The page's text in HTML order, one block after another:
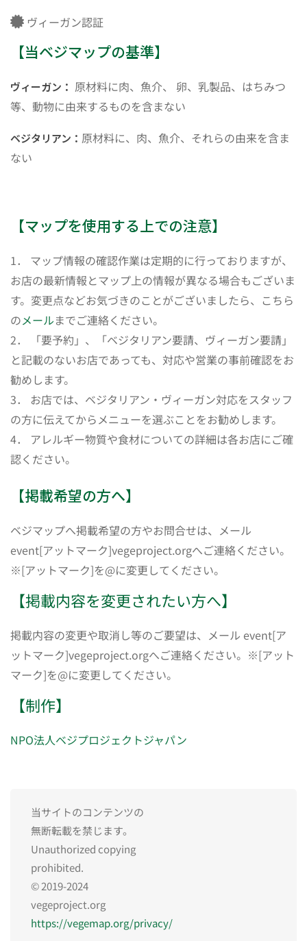
ヴィーガン認証
【当ベジマップの基準】
ヴィーガン： 原材料に肉、魚介、 卵、乳製品、はちみつ
等、動物に由来するものを含まない
ベジタリアン： 原材料に、肉、魚介、それらの由来を含ま
ない
【マップを使用する上での注意】
1． マップ情報の確認作業は定期的に行っておりますが、
お店の最新情報とマップ上の情報が異なる場合もございま
す。変更点などお気づきのことがございましたら、こちら
のメールまでご連絡ください。
2． 「要予約」、「ベジタリアン要請、ヴィーガン要請」
と記載のないお店であっても、対応や営業の事前確認をお
勧めします。
3． お店では、ベジタリアン・ヴィーガン対応をスタッフ
の方に伝えてからメニューを選ぶことをお勧めします。
4． アレルギー物質や食材についての詳細は各お店にご確
認ください。
【掲載希望の方へ】
ベジマップへ掲載希望の方やお問合せは、メール
event[アットマーク]vegeproject.orgへご連絡ください。
※[アットマーク]を@に変更してください。
【掲載内容を変更されたい方へ】
掲載内容の変更や取消し等のご要望は、メール event[ア
ットマーク]vegeproject.orgへご連絡ください。※[アット
マーク]を@に変更してください。
【制作】
NPO法人ベジプロジェクトジャパン
当サイトのコンテンツの
無断転載を禁じます。
Unauthorized copying
prohibited.
© 2019-2024
vegeproject.org
https://vegemap.org/privacy/